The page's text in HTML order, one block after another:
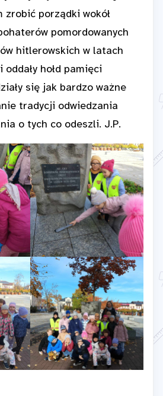
zrobić porządki wokół
pomordowanych
hitlerowskich w latach
hołd pamięci
się jak bardzo ważne
tradycji odwiedzania
o tych co odeszli. J.P.